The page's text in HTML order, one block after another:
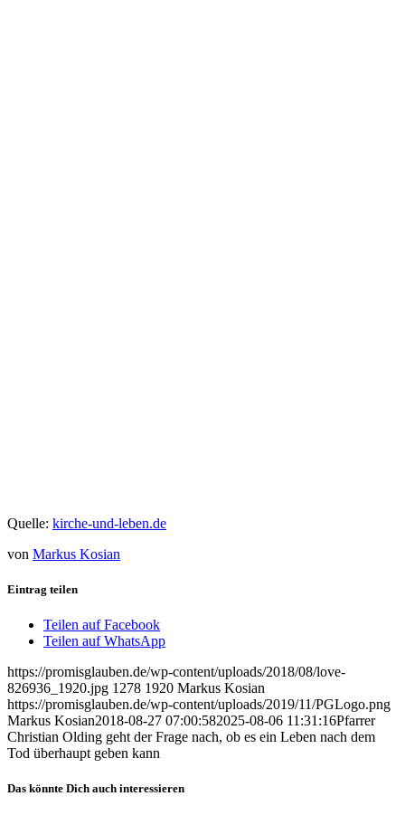
Quelle: kirche-und-leben.de
von Markus Kosian
Eintrag teilen
Teilen auf Facebook
Teilen auf WhatsApp
https://promisglauben.de/wp-content/uploads/2018/08/love-
826936_1920.jpg 1278 1920 Markus Kosian
https://promisglauben.de/wp-content/uploads/2019/11/PGLogo.png
Markus Kosian2018-08-27 07:00:582025-08-06 11:31:16Pfarrer
Christian Olding geht der Frage nach, ob es ein Leben nach dem
Tod überhaupt geben kann
Das könnte Dich auch interessieren